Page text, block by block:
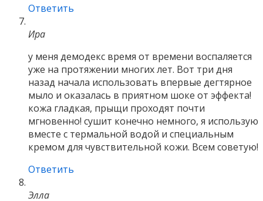
Ответить
Ира
у меня демодекс время от времени воспаляется
уже на протяжении многих лет. Вот три дня
назад начала использовать впервые дегтярное
мыло и оказалась в приятном шоке от эффекта!
кожа гладкая, прыщи проходят почти
мгновенно! сушит конечно немного, я использую
вместе с термальной водой и специальным
кремом для чувствительной кожи. Всем советую!
Ответить
Элла